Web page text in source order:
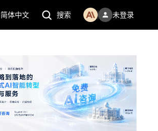
简体中文 搜索 未登录